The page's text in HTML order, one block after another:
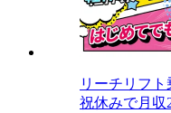
リーチリフト
祝休みで月収